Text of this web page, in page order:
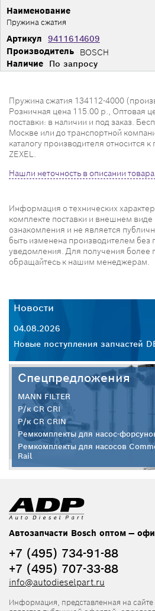
Производитель BOSCH
Артикул 9411614609
Наименование
Пружина сжатия
Наличие По запросу
Пружина сжатия 134112-4000
Розничная цена 115.00 р., Оптовая
поставки: в наличии и под заказ.
Москве или до транспортной
каталогу производителя относится
ZEXEL.
Нашли неточность в описании
Информация о технических
комплекте поставки и внешнем виде
ознакомления и не является
быть изменена производителем без
уведомления. Для получения
обращайтесь к нашим менеджерам.
Новости
04.08.2026
Новые поступления запчастей
Спецпредложения
MANN FILTER
Р/к CR CRI
Р/к CR CRIN
Ремкомплекты для насос-
Ремкомплекты для насосов
Rail
Автозапчасти Bosch оптом —
+7 (495) 734-91-88
+7 (495) 707-33-88
info@autodieselpart.ru
Информация, представленная на